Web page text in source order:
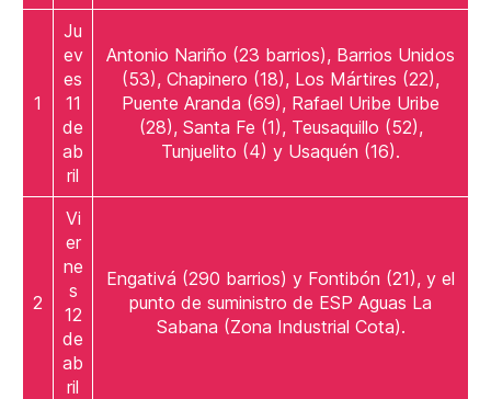
1
Ju
ev
es
11
de
ab
ril
Antonio Nariño (23 barrios), Barrios Unidos
(53), Chapinero (18), Los Mártires (22),
Puente Aranda (69), Rafael Uribe Uribe
(28), Santa Fe (1), Teusaquillo (52),
Tunjuelito (4) y Usaquén (16).
2
Vi
er
ne
s
12
de
ab
ril
Engativá (290 barrios) y Fontibón (21), y el
punto de suministro de ESP Aguas La
Sabana (Zona Industrial Cota).